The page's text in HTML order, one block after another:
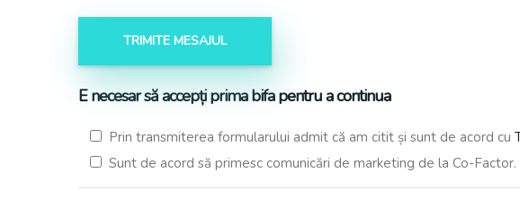
E necesar să accepți prima bifa pentru a continua
Prin transmiterea formularului admit că am citit și sunt de acord cu
Sunt de acord să primesc comunicări de marketing de la Co-Factor.